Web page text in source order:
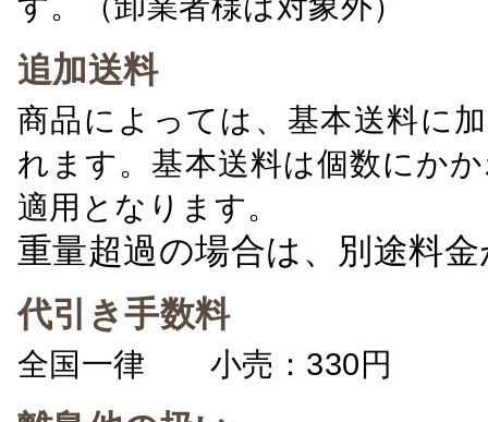
追加送料
商品によっては、基本送料に
れます。基本送料は個数にか
適用となります。
重量超過の場合は、別途料
代引き手数料
全国一律 小売：330円 卸